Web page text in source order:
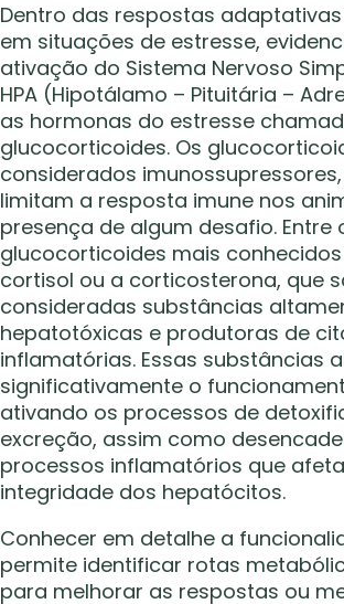
Dentro das respostas
em situações de estresse,
ativação do Sistema Nervoso
HPA (Hipotálamo – Pituitária –
as hormonas do estresse
glucocorticoides. Os
considerados
limitam a resposta imune nos
presença de algum desafio. Entre
glucocorticoides mais
cortisol ou a corticosterona, que
consideradas substâncias
hepatotóxicas e produtoras de
inflamatórias. Essas substâncias
significativamente o
ativando os processos de
excreção, assim como
processos inflamatórios que
integridade dos hepatócitos.
Conhecer em detalhe a
permite identificar rotas
para melhorar as respostas ou